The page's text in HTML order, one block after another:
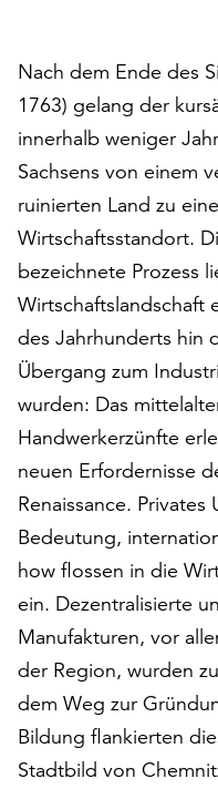
akzeptieren“,
um
Cookies
zu
akzeptieren.
Sie
können
Ihr
Einverständnis
jederzeit
ändern
und
widerrufen.
Dafür
Ihnen
am
Ende
der
Seite
die
Schaltfläche
„Cookie-
Einstellungen“
zur
Verfügung.
Funktionale
Nach dem Ende des
1763) gelang der
innerhalb weniger
Sachsens von einem
ruinierten Land zu
Wirtschaftsstandort.
bezeichnete Prozess
Wirtschaftslandschaft
des Jahrhunderts hin
Übergang zum
wurden: Das
Handwerkerzünfte
neuen Erfordernisse
Renaissance.
Bedeutung,
how flossen in die
ein. Dezentralisierte
Manufakturen, vor
der Region, wurden
dem Weg zur
Bildung flankierten
Stadtbild von